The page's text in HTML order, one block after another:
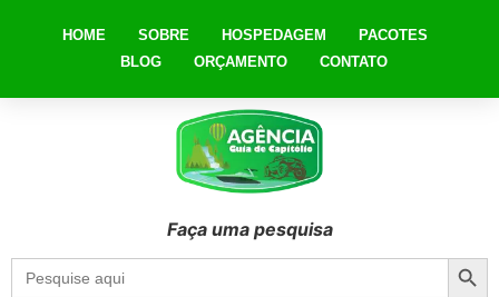
HOME SOBRE HOSPEDAGEM
PACOTES
BLOG
ORÇAMENTO CONTATO
Faça uma pesquisa
Search
for: